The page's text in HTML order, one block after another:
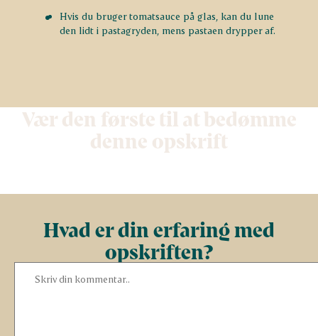
Hvis du bruger tomatsauce på glas, kan du lune
den lidt i pastagryden, mens pastaen drypper af.
Vær den første til at bedømme
denne opskrift
Hvad er din erfaring med
opskriften?